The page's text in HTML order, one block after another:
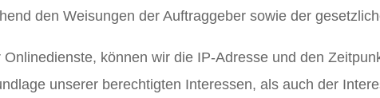
den Weisungen der Auftraggeber sowie der
können wir die IP-Adresse und den
unserer berechtigten Interessen, als auch der